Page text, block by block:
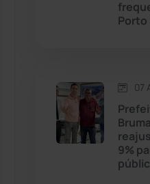
Érico Cardoso
Esportes
Porto
07
9%